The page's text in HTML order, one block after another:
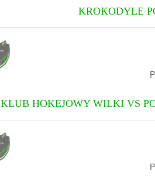
KROKODYLE
KLUB HOKEJOWY WILKI VS